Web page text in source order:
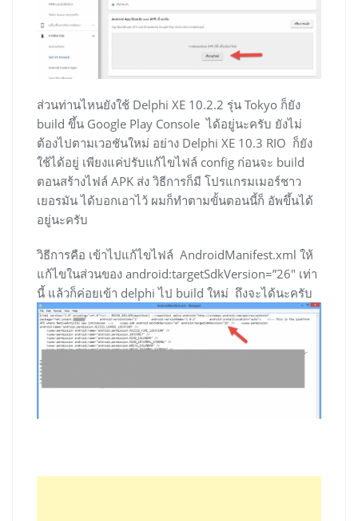
ส่วนท่านไหนยังใช้ Delphi XE 10.2.2 รุ่น Tokyo ก็ยัง
build ขึ้น Google Play Console ได้อยู่นะครับ ยังไม่
ต้องไปตามเวอชันใหม่ อย่าง Delphi XE 10.3 RIO ก็ยัง
ใช้ได้อยู่ เพียงแค่ปรับแก้ไขไฟล์ config ก่อนจะ build
ตอนสร้างไฟล์ APK ส่ง วิธีการก็มี โปรแกรมเมอร์ชาว
เยอรมัน ได้บอกเอาไว้ ผมก็ทำตามขั้นตอนนี้ก็ อัพขึ้นได้
อยู่นะครับ
วิธีการคือ เข้าไปแก้ไขไฟล์ AndroidManifest.xml ให้
แก้ไขในส่วนของ android:targetSdkVersion=”26″ เท่า
นี้ แล้วก็ค่อยเข้า delphi ไป build ใหม่ ถึงจะได้นะครับ